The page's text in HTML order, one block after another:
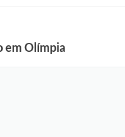
em Olímpia